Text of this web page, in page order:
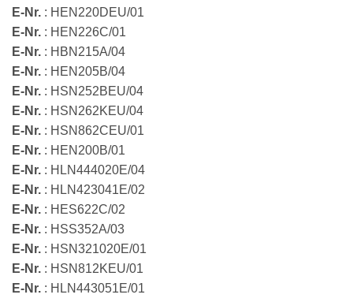
E-Nr. : HEN220DEU/01
E-Nr. : HEN226C/01
E-Nr. : HBN215A/04
E-Nr. : HEN205B/04
E-Nr. : HSN252BEU/04
E-Nr. : HSN262KEU/04
E-Nr. : HSN862CEU/01
E-Nr. : HEN200B/01
E-Nr. : HLN444020E/04
E-Nr. : HLN423041E/02
E-Nr. : HES622C/02
E-Nr. : HSS352A/03
E-Nr. : HSN321020E/01
E-Nr. : HSN812KEU/01
E-Nr. : HLN443051E/01